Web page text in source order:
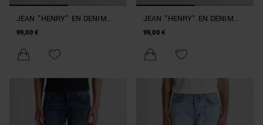
JEAN "HENRY" EN DENIM
BLEU REGULAR FIT À LA
99,00 €
JEAN "HENRY" EN DENIM
BLEU FONCÉ REGULAR FIT À
99,00 €